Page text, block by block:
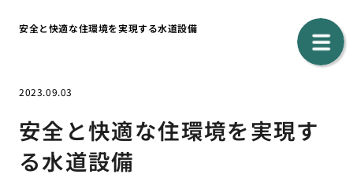
安全と快適な住環境を実現する水道設備
2023.09.03
安全と快適な住環境を実現す
る水道設備